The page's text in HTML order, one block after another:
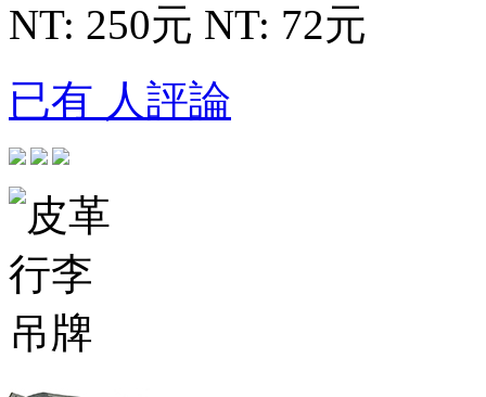
NT: 250元 NT: 72元
已有 人評論